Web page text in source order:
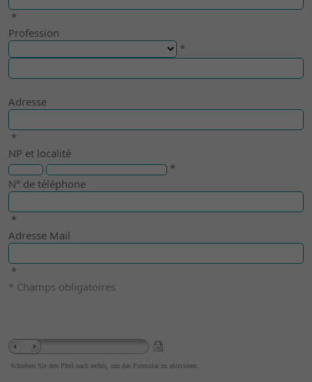
*
Profession
*
Adresse
*
NP et localité
*
N° de téléphone
*
Adresse Mail
*
* Champs obligatoires
Schieben Sie den Pfeil nach rechts, um das Formular zu aktivieren.